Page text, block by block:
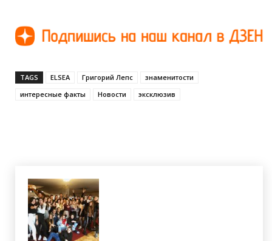
TAGS ELSEA Григорий Лепс
знаменитости
интересные факты
Новости эксклюзив